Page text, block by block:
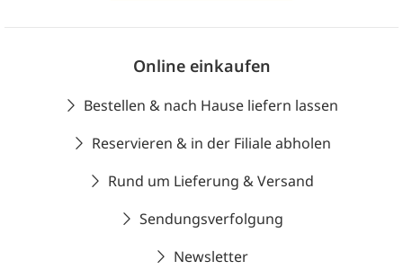
Online einkaufen
Bestellen & nach Hause liefern lassen
Reservieren & in der Filiale abholen
Rund um Lieferung & Versand
Sendungsverfolgung
Newsletter